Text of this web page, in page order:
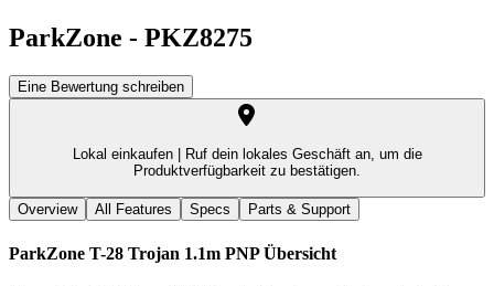
ParkZone - PKZ8275
Eine Bewertung schreiben
Lokal einkaufen |
Ruf dein lokales Geschäft an, um die
Produktverfügbarkeit zu bestätigen.
Overview All Features Specs Parts & Support
ParkZone T-28 Trojan 1.1m PNP Übersicht